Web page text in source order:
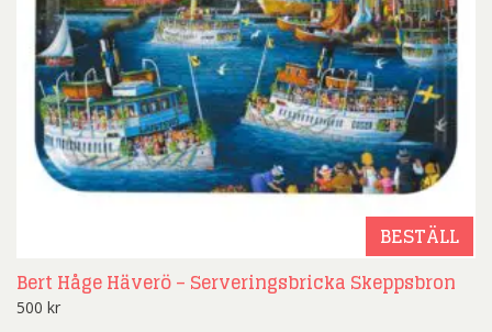
BESTÄLL
Bert Håge Häverö – Serveringsbricka Skeppsbron
500 kr